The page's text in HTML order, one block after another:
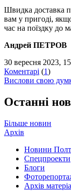
Швидка доставка
вам у пригоді,
час на поїздку до
Андрей ПЕТРОВ
30 вересня 2023,
Коментарі (1)
Вислови свою
Останні
Більше новин
Архів
Новини
Спецпроекти
Блоги
Архів